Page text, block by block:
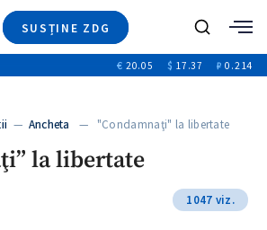
SUSȚINE ZDG
Ştiri
Video
Special
ZdGust
€ 20.05 $ 17.37 ₽ 0.214
— Ancheta — "Condamnaţi" la libertate
la libertate
1047 viz.